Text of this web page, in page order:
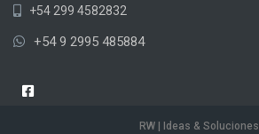
+54 299 4582832
+54 9 2995 485884
RW | Ideas & Soluciones